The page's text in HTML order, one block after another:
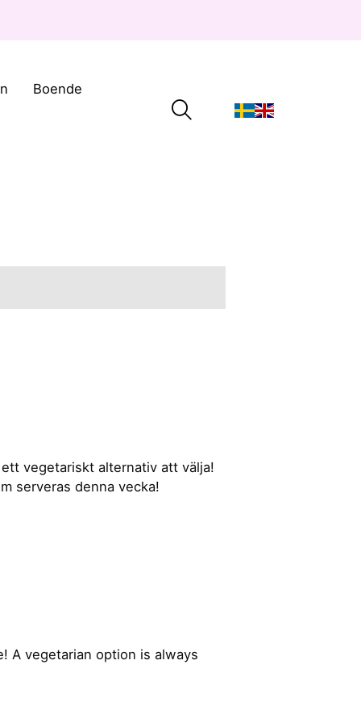
Boende
vegetariskt alternativ att välja!
serveras denna vecka!
A vegetarian option is always